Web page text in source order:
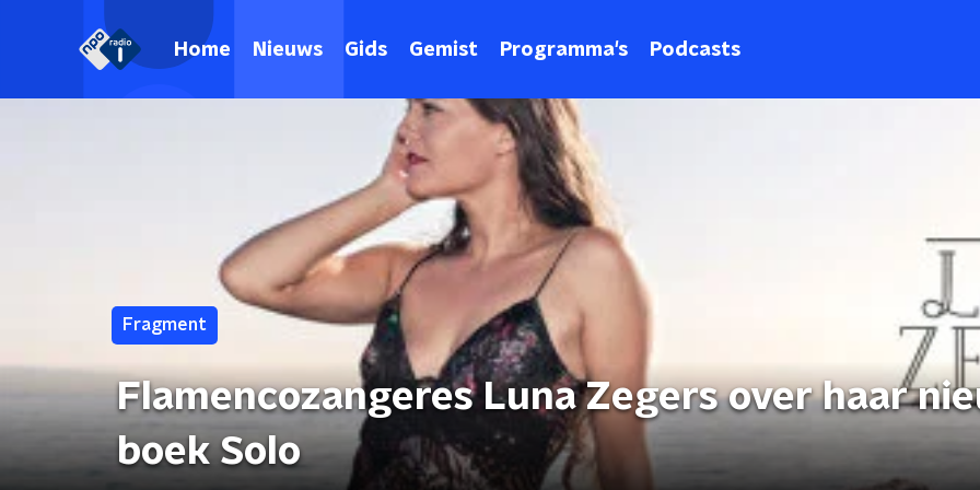
Home Nieuws Gids Gemist Programma's Podcasts
Fragment
Flamencozangeres Luna Zegers over haar
boek Solo